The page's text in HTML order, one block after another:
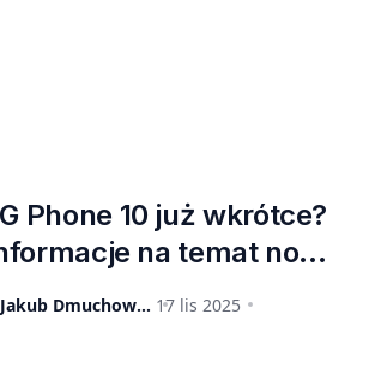
Phone 10 już wkrótce?
na temat nowej
smartfonów
Jakub Dmuchowski 17 lis 2025